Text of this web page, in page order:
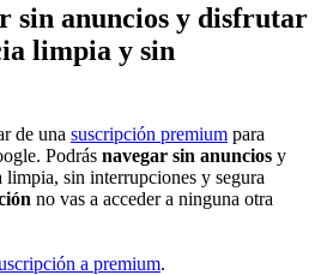
sin anuncios y disfrutar
limpia y sin
de una suscripción premium para
Podrás navegar sin anuncios y
sin interrupciones y segura
no vas a acceder a ninguna otra
a premium.